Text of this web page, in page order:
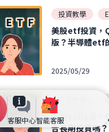
客服中心智能客服
投資教學
美股etf投資，
版？半導體etf
2025/05/29
投資教學
美股etf投資，
合長期投資嗎？